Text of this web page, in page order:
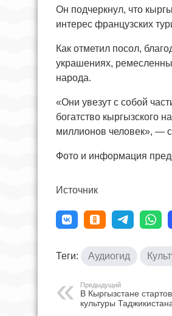
Он подчеркнул, что
интерес французских
Как отметил посол,
украшениях,
народа.
«Они увезут с собой
богатство кыргызского
миллионов человек», —
Фото и информация
Источник
Теги: Аудиогид
Предыдущий
В Кыргызстане
культуры